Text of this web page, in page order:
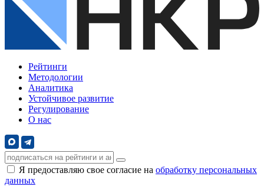
Рейтинги
Методологии
Аналитика
Устойчивое развитие
Регулирование
О нас
Я предоставляю свое согласие на обработку персональных
данных